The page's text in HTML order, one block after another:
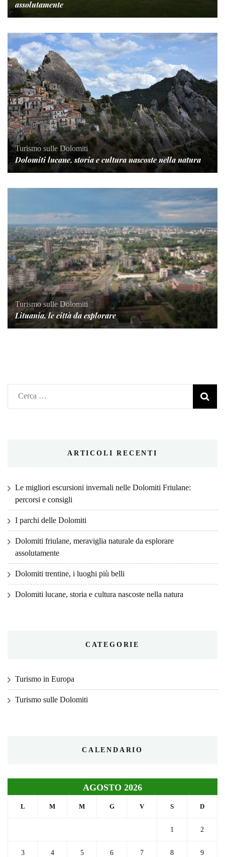
assolutamente
Turismo sulle Dolomiti
Dolomiti lucane, storia e cultura nascoste nella natura
Turismo sulle Dolomiti
Lituania, le città da esplorare
Ricerca
per:
ARTICOLI RECENTI
Le migliori escursioni invernali nelle Dolomiti Friulane:
percorsi e consigli
I parchi delle Dolomiti
Dolomiti friulane, meraviglia naturale da esplorare
assolutamente
Dolomiti trentine, i luoghi più belli
Dolomiti lucane, storia e cultura nascoste nella natura
CATEGORIE
Turismo in Europa
Turismo sulle Dolomiti
CALENDARIO
AGOSTO 2026
L M M G V S D
1 2
3 4 5 6 7 8 9